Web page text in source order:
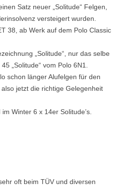
Satz neuer „Solitude“ Felgen,
versteigert wurden.
38, ab Werk auf dem Polo Classic
„Solitude“, nur das selbe
„Solitude“ vom Polo 6N1.
schon länger Alufelgen für den
jetzt die richtige Gelegenheit
Winter 6 x 14er Solitude’s.
oft beim TÜV und diversen